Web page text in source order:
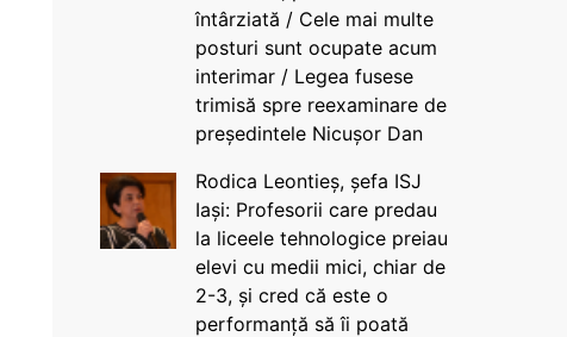
întârziată / Cele mai multe
posturi sunt ocupate acum
interimar / Legea fusese
trimisă spre reexaminare de
președintele Nicușor Dan
Rodica Leontieș, șefa ISJ
Iași: Profesorii care predau
la liceele tehnologice preiau
elevi cu medii mici, chiar de
2-3, și cred că este o
performanță să îi poată